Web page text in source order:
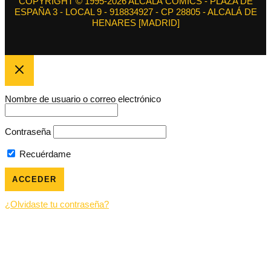
ESPAÑA 3 - LOCAL 9 - 918834927 - CP 28805 - ALCALÁ DE
HENARES [MADRID]
Nombre de usuario o correo electrónico
Contraseña
Recuérdame
¿Olvidaste tu contraseña?